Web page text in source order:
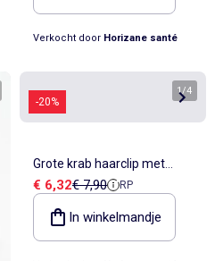
Verkocht door Horizane santé
-20%
1/4
Grote krab haarclip met
natuurlijk schildpadeffect
Verkoopprijs
€ 6,32Referentieprijs
€ 7,90 RP
In winkelmandje